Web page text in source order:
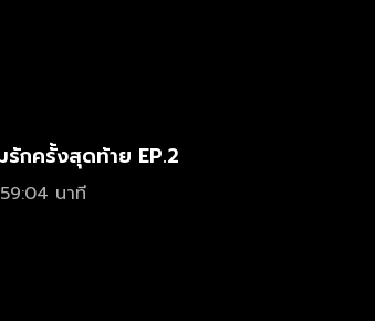
รักครั้งสุดท้าย EP.2
นาที